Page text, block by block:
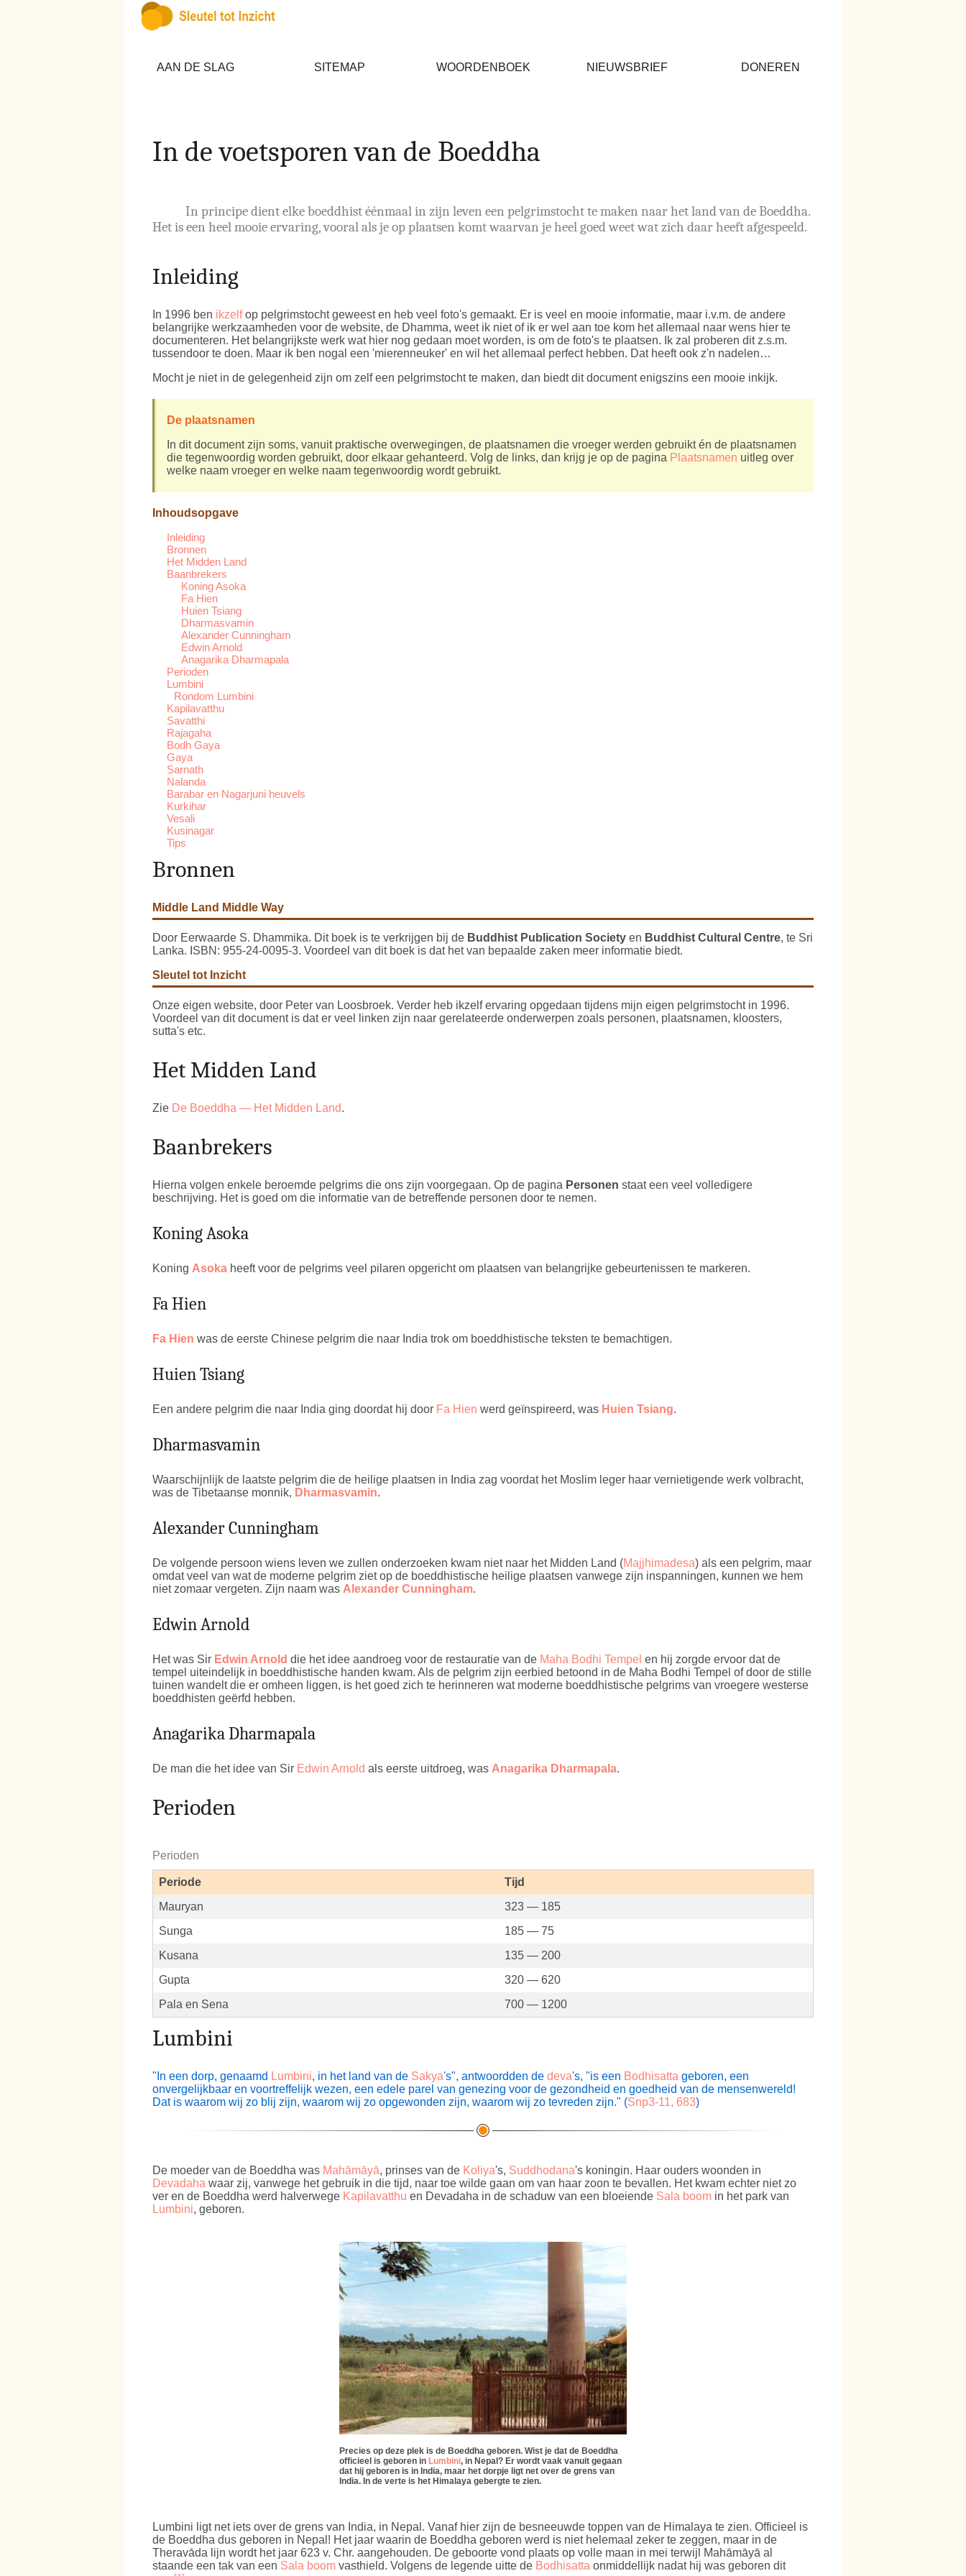
AAN DE SLAG SITEMAP WOORDENBOEK NIEUWSBRIEF DONEREN
In de voetsporen van de Boeddha
In principe dient elke boeddhist éénmaal in zijn leven een pelgrimstocht te maken naar het land van de Boeddha.
Het is een heel mooie ervaring, vooral als je op plaatsen komt waarvan je heel goed weet wat zich daar heeft afgespeeld.
Inleiding
In 1996 ben ikzelfop pelgrimstocht geweest en heb veel foto's gemaakt. Er is veel en mooie informatie, maar i.v.m. de andere
belangrijke werkzaamheden voor de website, de Dhamma, weet ik niet of ik er wel aan toe kom het allemaal naar wens hier te
documenteren. Het belangrijkste werk wat hier nog gedaan moet worden, is om de foto's te plaatsen. Ik zal proberen dit z.s.m.
tussendoor te doen. Maar ik ben nogal een 'mierenneuker' en wil het allemaal perfect hebben. Dat heeft ook z'n nadelen…
Mocht je niet in de gelegenheid zijn om zelf een pelgrimstocht te maken, dan biedt dit document enigszins een mooie inkijk.
De plaatsnamen
In dit document zijn soms, vanuit praktische overwegingen, de plaatsnamen die vroeger werden gebruikt én de plaatsnamen
die tegenwoordig worden gebruikt, door elkaar gehanteerd. Volg de links, dan krijg je op de pagina Plaatsnamen uitleg over
welke naam vroeger en welke naam tegenwoordig wordt gebruikt.
Inhoudsopgave
Inleiding
Bronnen
Het Midden Land
Baanbrekers
Koning Asoka
Fa Hien
Huien Tsiang
Dharmasvamin
Alexander Cunningham
Edwin Arnold
Anagarika Dharmapala
Perioden
Lumbini
Rondom Lumbini
Kapilavatthu
Savatthi
Rajagaha
Bodh Gaya
Gaya
Sarnath
Nalanda
Barabar en Nagarjuni heuvels
Kurkihar
Vesali
Kusinagar
Tips
Bronnen
Middle Land Middle Way
Door Eerwaarde S. Dhammika. Dit boek is te verkrijgen bij de Buddhist Publication Society en Buddhist Cultural Centre, te Sri
Lanka. ISBN: 955-24-0095-3. Voordeel van dit boek is dat het van bepaalde zaken meer informatie biedt.
Sleutel tot Inzicht
Onze eigen website, door Peter van Loosbroek. Verder heb ikzelf ervaring opgedaan tijdens mijn eigen pelgrimstocht in 1996.
Voordeel van dit document is dat er veel linken zijn naar gerelateerde onderwerpen zoals personen, plaatsnamen, kloosters,
sutta's etc.
Het Midden Land
Zie De Boeddha — Het Midden Land.
Baanbrekers
Hierna volgen enkele beroemde pelgrims die ons zijn voorgegaan. Op de pagina Personen staat een veel volledigere
beschrijving. Het is goed om die informatie van de betreffende personen door te nemen.
Koning Asoka
Koning Asoka heeft voor de pelgrims veel pilaren opgericht om plaatsen van belangrijke gebeurtenissen te markeren.
Fa Hien
Fa Hien was de eerste Chinese pelgrim die naar India trok om boeddhistische teksten te bemachtigen.
Huien Tsiang
Een andere pelgrim die naar India ging doordat hij door Fa Hien werd geïnspireerd, was Huien Tsiang.
Dharmasvamin
Waarschijnlijk de laatste pelgrim die de heilige plaatsen in India zag voordat het Moslim leger haar vernietigende werk volbracht,
was de Tibetaanse monnik, Dharmasvamin.
Alexander Cunningham
De volgende persoon wiens leven we zullen onderzoeken kwam niet naar het Midden Land (Majjhimadesa) als een pelgrim, maar
omdat veel van wat de moderne pelgrim ziet op de boeddhistische heilige plaatsen vanwege zijn inspanningen, kunnen we hem
niet zomaar vergeten. Zijn naam was Alexander Cunningham.
Edwin Arnold
Het was Sir Edwin Arnold die het idee aandroeg voor de restauratie van de Maha Bodhi Tempel en hij zorgde ervoor dat de
tempel uiteindelijk in boeddhistische handen kwam. Als de pelgrim zijn eerbied betoond in de Maha Bodhi Tempel of door de stille
tuinen wandelt die er omheen liggen, is het goed zich te herinneren wat moderne boeddhistische pelgrims van vroegere westerse
boeddhisten geërfd hebben.
Anagarika Dharmapala
De man die het idee van Sir Edwin Arnold als eerste uitdroeg, was Anagarika Dharmapala.
Perioden
Perioden
Periode
Tijd
Mauryan
323 — 185
Sunga
185 — 75
Kusana
135 — 200
Gupta
320 — 620
Pala en Sena
700 — 1200
Lumbini
"In een dorp, genaamd Lumbini, in het land van de Sakya's", antwoordden de deva's, "is een Bodhisatta geboren, een
onvergelijkbaar en voortreffelijk wezen, een edele parel van genezing voor de gezondheid en goedheid van de mensenwereld!
Dat is waarom wij zo blij zijn, waarom wij zo opgewonden zijn, waarom wij zo tevreden zijn." (Snp3-11, 683)
De moeder van de Boeddha was Mahāmāyā, prinses van de Koliya's, Suddhodana's koningin. Haar ouders woonden in
Devadaha waar zij, vanwege het gebruik in die tijd, naar toe wilde gaan om van haar zoon te bevallen. Het kwam echter niet zo
ver en de Boeddha werd halverwege Kapilavatthu en Devadaha in de schaduw van een bloeiende Sala boom in het park van
Lumbini, geboren.
Precies op deze plek is de Boeddha geboren. Wist je dat de Boeddha
officieel is geboren in Lumbini, in Nepal? Er wordt vaak vanuit gegaan
dat hij geboren is in India, maar het dorpje ligt net over de grens van
India. In de verte is het Himalaya gebergte te zien.
Lumbini ligt net iets over de grens van India, in Nepal. Vanaf hier zijn de besneeuwde toppen van de Himalaya te zien. Officieel is
de Boeddha dus geboren in Nepal! Het jaar waarin de Boeddha geboren werd is niet helemaal zeker te zeggen, maar in de
Theravāda lijn wordt het jaar 623 v. Chr. aangehouden. De geboorte vond plaats op volle maan in mei terwijl Mahāmāyā al
staande een tak van een Sala boom vasthield. Volgens de legende uitte de Bodhisatta onmiddellijk nadat hij was geboren dit